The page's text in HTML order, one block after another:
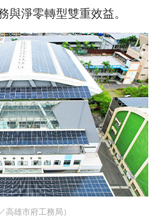
與淨零轉型雙重效益。
高雄市府工務局）